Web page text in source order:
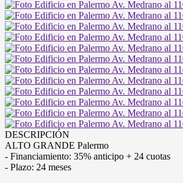
DESCRIPCIÓN
ALTO GRANDE Palermo
- Financiamiento: 35% anticipo + 24 cuotas
- Plazo: 24 meses